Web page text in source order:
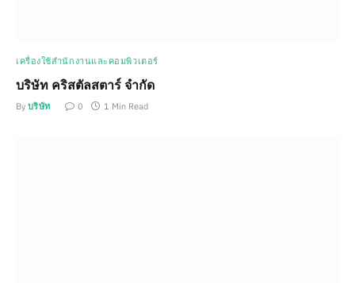
เครื่องใช้สำนักงานและคอมพิวเตอร์
บริษัท คริสตัลสตาร์ จำกัด
By บริษัท 0 1 Min Read